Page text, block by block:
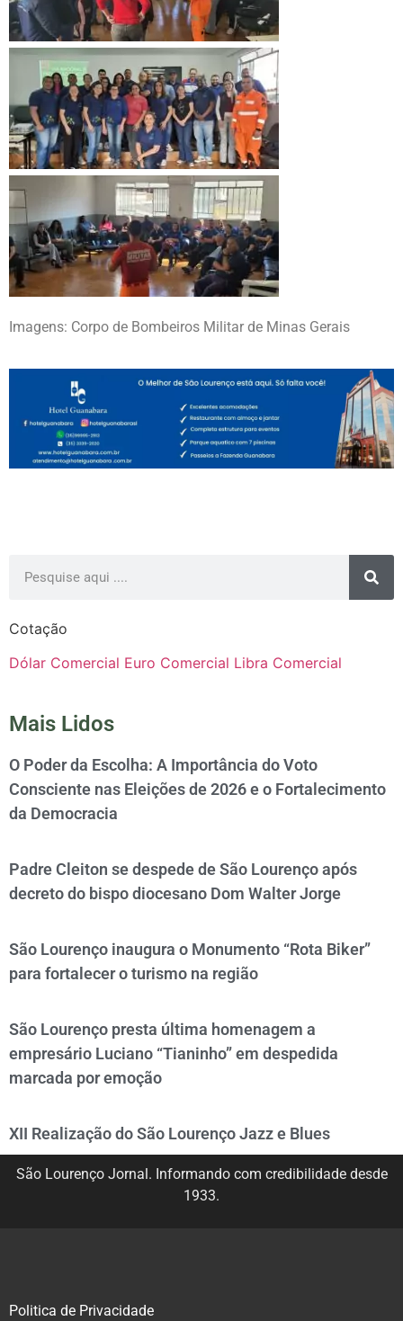
Imagens: Corpo de Bombeiros Militar de Minas Gerais
Cotação
Dólar Comercial Euro Comercial Libra Comercial
Mais Lidos
O Poder da Escolha: A Importância do Voto
Consciente nas Eleições de 2026 e o Fortalecimento
da Democracia
Padre Cleiton se despede de São Lourenço após
decreto do bispo diocesano Dom Walter Jorge
São Lourenço inaugura o Monumento “Rota Biker”
para fortalecer o turismo na região
São Lourenço presta última homenagem a
empresário Luciano “Tianinho” em despedida
marcada por emoção
XII Realização do São Lourenço Jazz e Blues
São Lourenço Jornal. Informando com credibilidade desde
1933.
Politica de Privacidade